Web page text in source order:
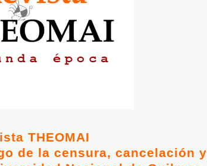
THEOMAI
de la censura, cancelación y